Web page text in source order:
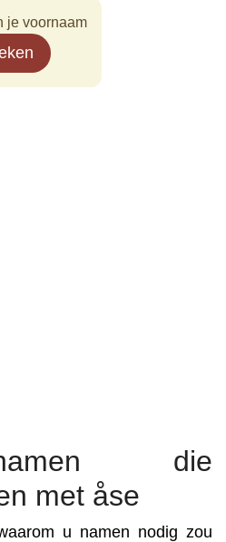
je voornaam
die
met åse
u namen nodig zou